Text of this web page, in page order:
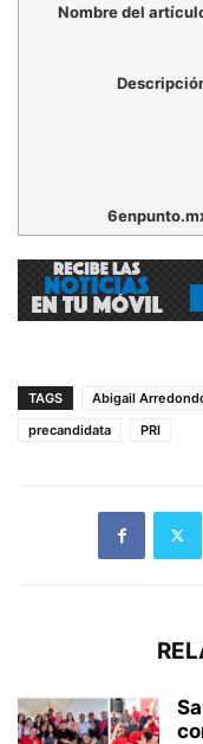
Nombre del
TAGS Abigail
precandidata
PRI